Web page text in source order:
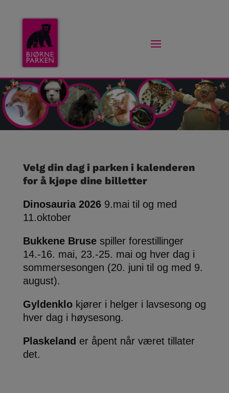
Velg din dag i parken i kalenderen
for å kjøpe dine billetter
Dinosauria 2026 9.mai til og med
11.oktober
Bukkene Brusespiller forestillinger
14.-16. mai, 23.-25. mai og hver dag i
sommersesongen (20. juni til og med 9.
august).
Gyldenklokjører i helger i lavsesong og
hver dag i høysesong.
Plaskeland er åpent når været tillater
det.